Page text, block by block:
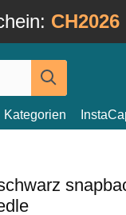
CH2026
Kategorien